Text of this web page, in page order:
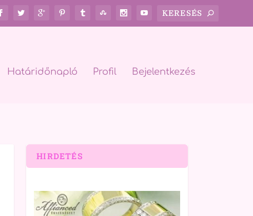
Határidőnapló Profil Bejelentkezés
HIRDETÉS